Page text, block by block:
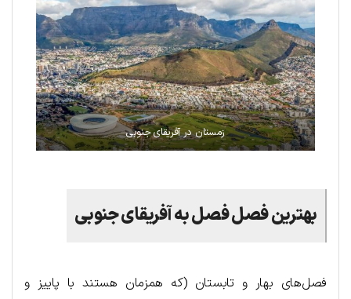
زمستان در آفریقای جنوبی
بهترین فصل فصل به آفریقای جنوبی
فصل‌های بهار و تابستان (که همزمان هستند با پاییز و